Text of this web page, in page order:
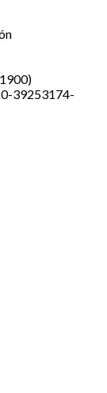
39253174-